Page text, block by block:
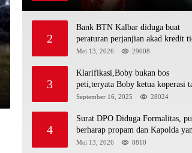
sebagai bos peti,Bahkan ada alat
2
Bank BTN Kalbar diduga buat
peraturan perjanjian akad kredit
mengikuti KUHPerdata debitur
dasar hukum
Mei 13, 2026 29008
3
Klarifikasi,Boby bukan bos
peti,teryata Boby ketua koperasi
kencana hulu
September 16, 2025 28024
4
Surat DPO Diduga Formalitas,
berharap propam dan Kapolda
baru periksa si penerbit surat serta
Mei 13, 2026 8810